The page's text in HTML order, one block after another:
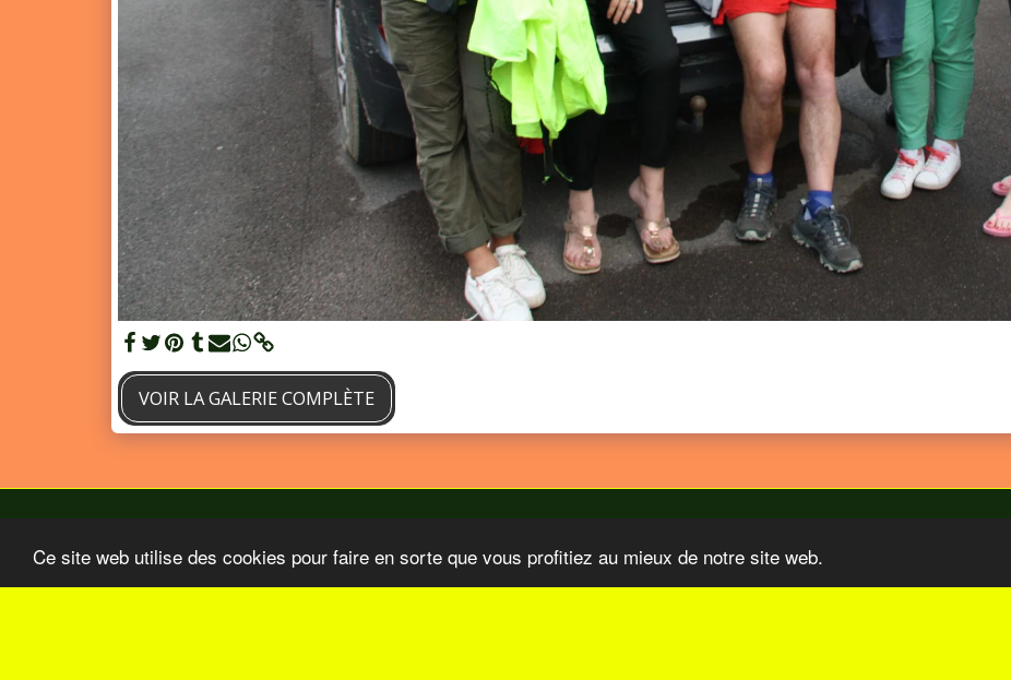
Ce site web utilise des cookies pour faire en sorte que vous profitiez au mieux de notre site web.
VOIR LA GALERIE COMPLÈTE
Accueil BO Aout-Septembre 2026 Nos Organisations Nos Sponsors Video TV COM Sur Le Paris-Tubize